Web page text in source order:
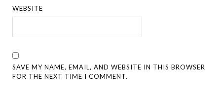
WEBSITE
SAVE MY NAME, EMAIL, AND WEBSITE IN THIS BROWSER
FOR THE NEXT TIME I COMMENT.